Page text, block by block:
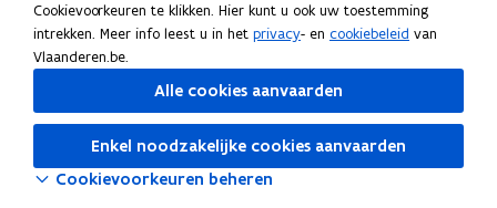
Volg Wonen in Vlaanderen op onze kanalen
Linkedin
opent in nieuw venster
Facebook
opent in nieuw venster
opent in nieuw venster
Cookievoorkeuren te klikken. Hier kunt u ook uw toestemming
intrekken. Meer info leest u in het privacy- en cookiebeleid van
Vlaanderen.be.
Alle cookies aanvaarden
Enkel noodzakelijke cookies aanvaarden
Cookievoorkeuren beheren